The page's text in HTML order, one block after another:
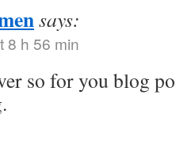
says:
8 h 56 min
so for you blog